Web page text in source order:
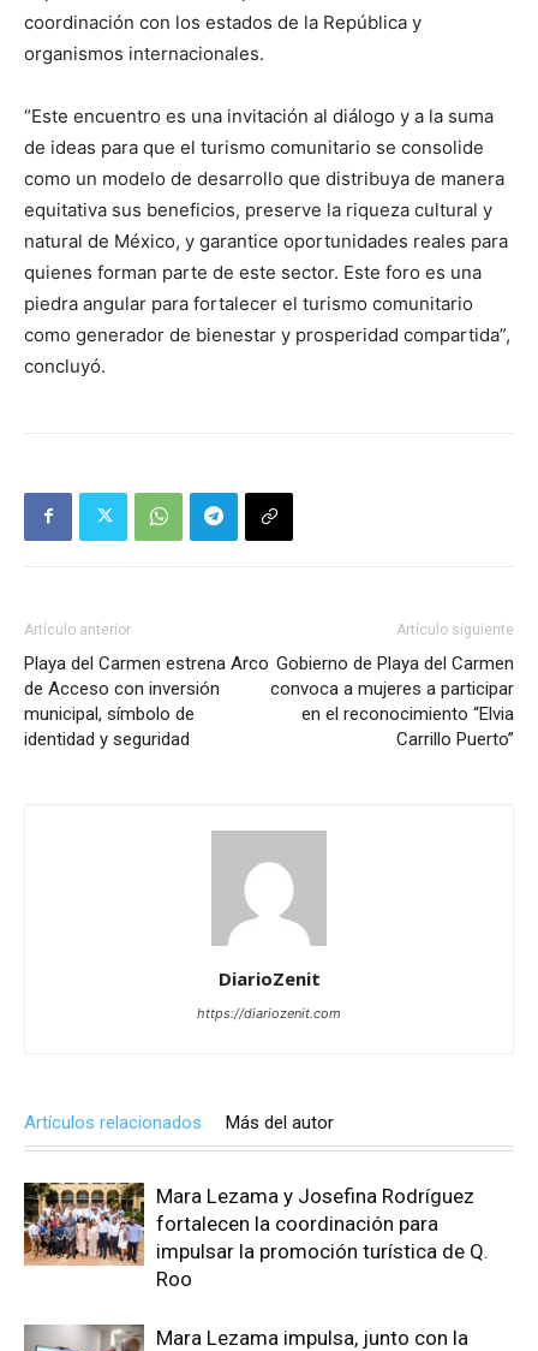
coordinación con los estados de la República y
organismos internacionales.
“Este encuentro es una invitación al diálogo y a la suma
de ideas para que el turismo comunitario se consolide
como un modelo de desarrollo que distribuya de manera
equitativa sus beneficios, preserve la riqueza cultural y
natural de México, y garantice oportunidades reales para
quienes forman parte de este sector. Este foro es una
piedra angular para fortalecer el turismo comunitario
como generador de bienestar y prosperidad compartida”,
concluyó.
Artículo anterior
Playa del Carmen estrena Arco
de Acceso con inversión
municipal, símbolo de
identidad y seguridad
Artículo siguiente
Gobierno de Playa del Carmen
convoca a mujeres a participar
en el reconocimiento “Elvia
Carrillo Puerto”
DiarioZenit
https://diariozenit.com
Artículos relacionados Más del autor
Mara Lezama y Josefina Rodríguez
fortalecen la coordinación para
impulsar la promoción turística de Q.
Roo
Mara Lezama impulsa, junto con la